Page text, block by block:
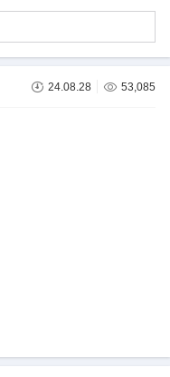
24.08.28 53,085